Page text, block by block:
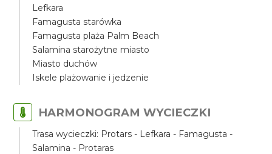
Lefkara
Famagusta starówka
Famagusta plaża Palm Beach
Salamina starożytne miasto
Miasto duchów
Iskele plażowanie i jedzenie
HARMONOGRAM WYCIECZKI
Trasa wycieczki: Protars - Lefkara - Famagusta -
Salamina - Protaras